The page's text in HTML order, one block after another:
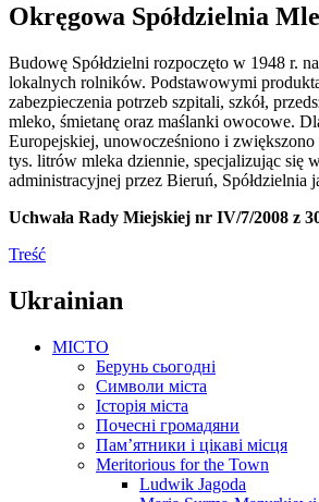
Okręgowa Spółdzielnia
Budowę Spółdzielni rozpoczęto w 1948 r.
lokalnych rolników. Podstawowymi
zabezpieczenia potrzeb szpitali, szkół,
mleko, śmietanę oraz maślanki owocowe.
Europejskiej, unowocześniono i
tys. litrów mleka dziennie, specjalizując się
administracyjnej przez Bieruń, Spółdzielnia
Uchwała Rady Miejskiej nr IV/7/2008 z
Treść
Ukrainian
MICTO
Берунь сьогодні
Символи міста
Історія міста
Почесні громадяни
Пам’ятники і цікаві місця
Meritorious for the Town
Ludwik Jagoda